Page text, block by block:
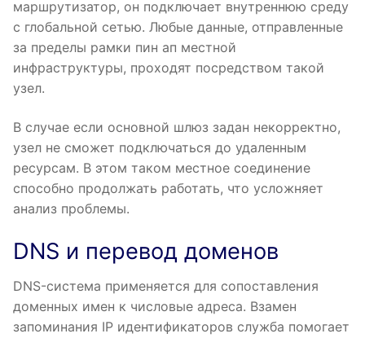
маршрутизатор, он подключает внутреннюю среду
с глобальной сетью. Любые данные, отправленные
за пределы рамки пин ап местной
инфраструктуры, проходят посредством такой
узел.
В случае если основной шлюз задан некорректно,
узел не сможет подключаться до удаленным
ресурсам. В этом таком местное соединение
способно продолжать работать, что усложняет
анализ проблемы.
DNS и перевод доменов
DNS-система применяется для сопоставления
доменных имен к числовые адреса. Взамен
запоминания IP идентификаторов служба помогает